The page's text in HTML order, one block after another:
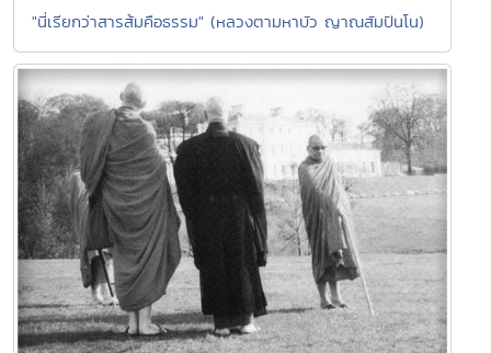
"นี่เรียกว่าสารส้มคือธรรม" (หลวงตามหาบัว ญาณสัมปันโน)